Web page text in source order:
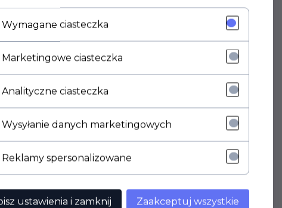
Wymagane ciasteczka
Marketingowe ciasteczka
Analityczne ciasteczka
Wysyłanie danych marketingowych
Reklamy spersonalizowane
ustawienia i zamknij Zaakceptuj wszystkie